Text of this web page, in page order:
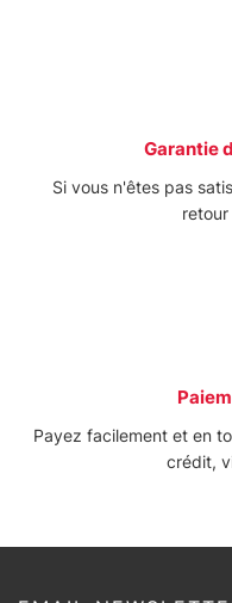
Garantie
Si vous n'êtes pas
Payez facilement et en
crédit,